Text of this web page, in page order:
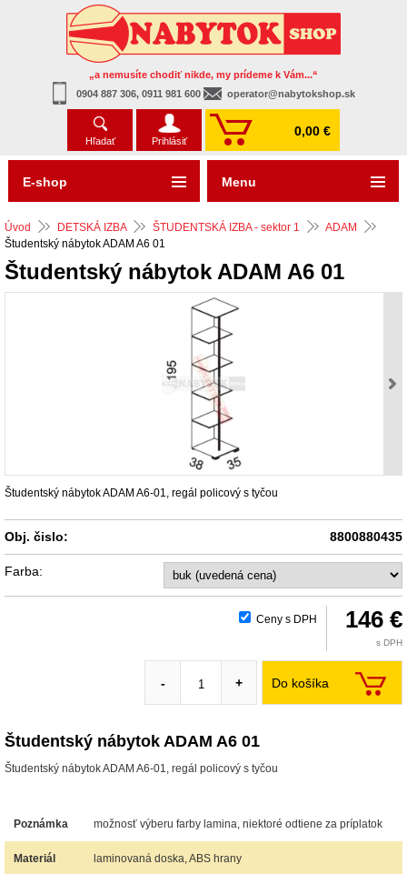
„a nemusíte chodiť nikde, my prídeme k Vám...“
0904 887 306, 0911 981 600
operator@nabytokshop.sk
Hľadať Prihlásiť
0,00 €
Úvod DETSKÁ IZBA ŠTUDENTSKÁ IZBA - sektor 1
ADAM
Študentský nábytok ADAM A6 01
Študentský nábytok ADAM A6 01
Študentský nábytok ADAM A6-01, regál policový s tyčou
Obj. čislo: 8800880435
Farba:
Ceny s DPH 146 €
s DPH
Do košíka
- +
Študentský nábytok ADAM A6 01
Študentský nábytok ADAM A6-01, regál policový s tyčou
Poznámka možnosť výberu farby lamina, niektoré odtiene za príplatok
Materiál laminovaná doska, ABS hrany
E-shop Menu